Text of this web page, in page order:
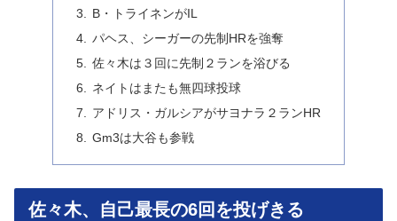
B・トライネンがIL
パヘス、シーガーの先制HRを強奪
佐々木は３回に先制２ランを浴びる
ネイトはまたも無四球投球
アドリス・ガルシアがサヨナラ２ランHR
Gm3は大谷も参戦
佐々木、自己最長の6回を投げきる